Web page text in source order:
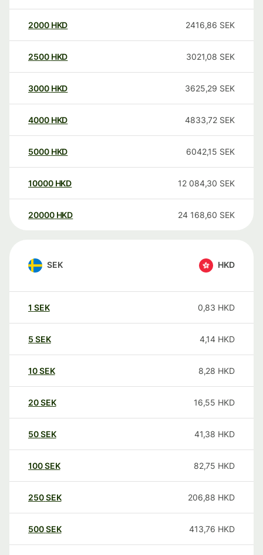
2000 HKD 2416,86 SEK
2500 HKD 3021,08 SEK
3000 HKD 3625,29 SEK
4000 HKD 4833,72 SEK
5000 HKD 6042,15 SEK
10000 HKD 12 084,30 SEK
20000 HKD 24 168,60 SEK
SEK HKD
1 SEK 0,83 HKD
5 SEK 4,14 HKD
10SEK 8,28 HKD
20SEK 16,55 HKD
50SEK 41,38 HKD
100SEK 82,75 HKD
250SEK 206,88 HKD
500SEK 413,76 HKD